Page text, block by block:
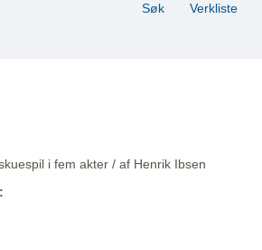
Søk Verkliste
i fem akter / af Henrik Ibsen